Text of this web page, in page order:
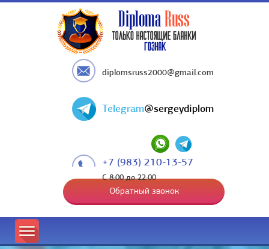
diplomsruss2000@gmail.com
Telegram@sergeydiplom
+7 (983) 210-13-57
С 8:00 до 22:00
Обратный звонок